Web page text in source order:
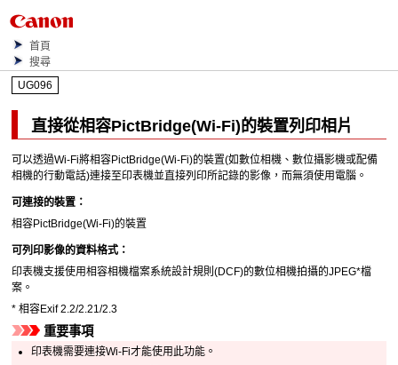
首頁
搜尋
UG096
直接從相容PictBridge(Wi-Fi)的裝置列印相片
可以透過Wi-Fi將相容PictBridge(Wi-Fi)的裝置(如數位相機、數位攝影機或配備
相機的行動電話)連接至印表機並直接列印所記錄的影像，而無須使用電腦。
可連接的裝置：
相容PictBridge(Wi-Fi)的裝置
可列印影像的資料格式：
印表機支援使用相容相機檔案系統設計規則(DCF)的數位相機拍攝的JPEG*檔
案。
*相容Exif2.2/2.21/2.3
重要事項
印表機需要連接Wi-Fi才能使用此功能。